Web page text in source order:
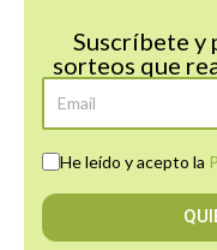
Suscríbete y
sorteos que
He leído y acepto la